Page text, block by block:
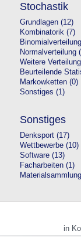
Stochastik
Grundlagen (12)
Kombinatorik (7)
Normalverteilung
Weitere
Beurteilende
Markowketten (0)
Sonstiges (1)
Sonstiges
Denksport (17)
Wettbewerbe (10)
Software (13)
Facharbeiten (1)
in